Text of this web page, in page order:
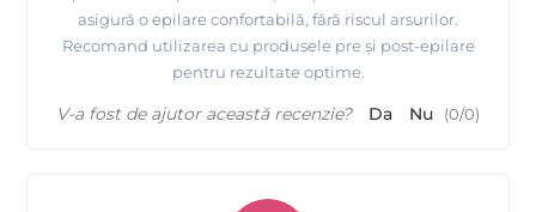
asigură o epilare confortabilă, fără riscul arsurilor.
Recomand utilizarea cu produsele pre și post-epilare
pentru rezultate optime.
V-a fost de ajutor această recenzie? Da Nu (0/0)